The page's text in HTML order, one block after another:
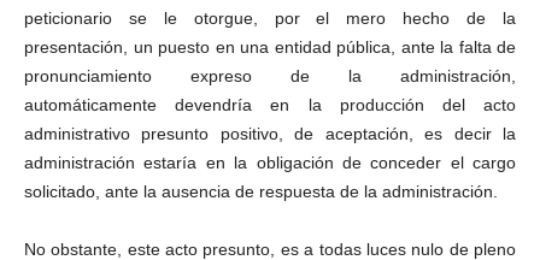
peticionario se le otorgue, por el mero hecho de la
presentación, un puesto en una entidad pública, ante la falta de
pronunciamiento expreso de la administración,
automáticamente devendría en la producción del acto
administrativo presunto positivo, de aceptación, es decir la
administración estaría en la obligación de conceder el cargo
solicitado, ante la ausencia de respuesta de la administración.
No obstante, este acto presunto, es a todas luces nulo de pleno